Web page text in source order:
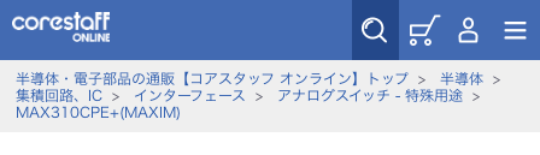
半導体・電子部品の通販【コアスタッフ オンライン】トップ> 半導体>
集積回路、IC> インターフェース > アナログスイッチ - 特殊用途>
MAX310CPE+(MAXIM)